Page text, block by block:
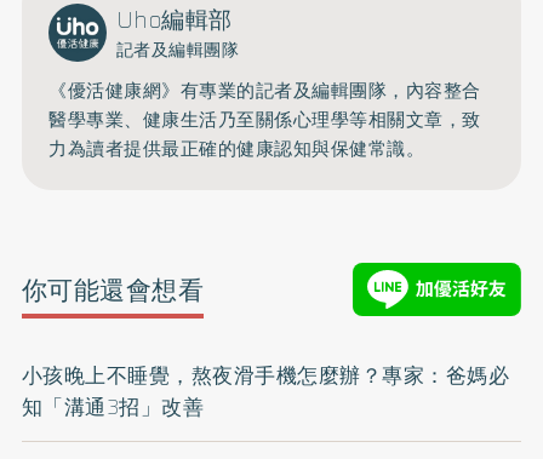
Uho編輯部
記者及編輯團隊
《優活健康網》有專業的記者及編輯團隊，內容整合
醫學專業、健康生活乃至關係心理學等相關文章，致
力為讀者提供最正確的健康認知與保健常識。
你可能還會想看
小孩晚上不睡覺，熬夜滑手機怎麼辦？專家：爸媽必
知「溝通3招」改善